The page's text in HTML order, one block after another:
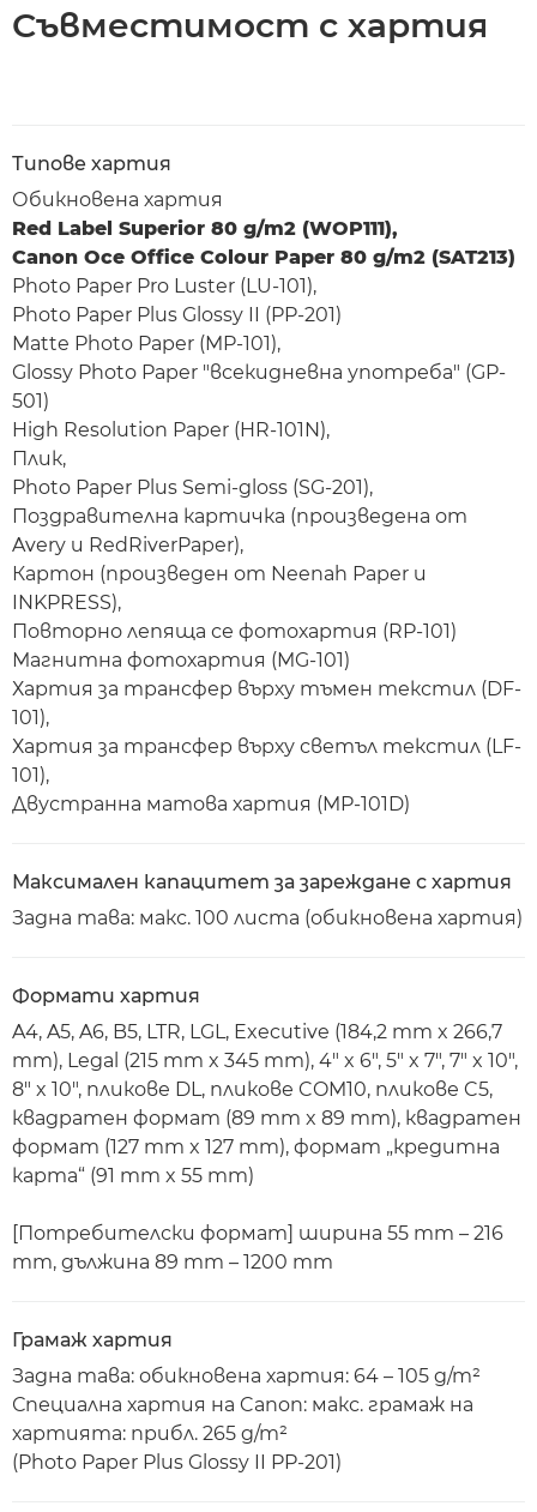
Съвместимост с хартия
Типове хартия
Обикновена хартия
Red Label Superior 80 g/m2 (WOP111),
Canon Oce Office Colour Paper 80 g/m2 (SAT213)
Photo Paper Pro Luster (LU-101),
Photo Paper Plus Glossy II (PP-201)
Matte Photo Paper (MP-101),
Glossy Photo Paper "всекидневна употреба" (GP-
501)
High Resolution Paper (HR-101N),
Плик,
Photo Paper Plus Semi-gloss (SG-201),
Поздравителна картичка (произведена от
Avery и RedRiverPaper),
Картон (произведен от Neenah Paper и
INKPRESS),
Повторно лепяща се фотохартия (RP-101)
Магнитна фотохартия (MG-101)
Хартия за трансфер върху тъмен текстил (DF-
101),
Хартия за трансфер върху светъл текстил (LF-
101),
Двустранна матова хартия (MP-101D)
Максимален капацитет за зареждане с хартия
Задна тава: макс. 100 листа (обикновена хартия)
Формати хартия
A4, A5, A6, B5, LTR, LGL, Executive (184,2 mm x 266,7
mm), Legal (215 mm x 345 mm), 4" x 6", 5" x 7", 7" x 10",
8" x 10", пликове DL, пликове COM10, пликове C5,
квадратен формат (89 mm x 89 mm), квадратен
формат (127 mm x 127 mm), формат „кредитна
карта“ (91 mm x 55 mm)
[Потребителски формат] ширина 55 mm – 216
mm, дължина 89 mm – 1200 mm
Грамаж хартия
Задна тава: обикновена хартия: 64 – 105 g/m²
Специална хартия на Canon: макс. грамаж на
хартията: прибл. 265 g/m²
(Photo Paper Plus Glossy II PP-201)